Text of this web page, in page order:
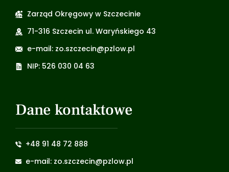
Zarząd Okręgowy w Szczecinie
71-316 Szczecin ul. Waryńskiego 43
e-mail: zo.szczecin@pzlow.pl
NIP: 526 030 04 63
Dane kontaktowe
+48 91 48 72 888
e-mail: zo.szczecin@pzlow.pl